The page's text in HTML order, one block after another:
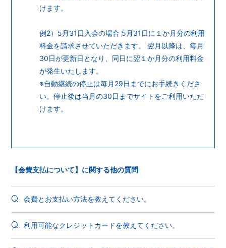
けます。
例2）5月31日入会の場合 5月31日に１か月分の利用
料金を請求させていただきます。 翌月以降は、毎月
30日が更新日となり、同日に翌１か月分の利用料金
が発生いたします。
※自動継続の停止は毎月29日までにお手続きくださ
い。停止後は当月の30日までサイトをご利用いただ
けます。
【会費支払について】に関する他の質問
Q. 会費とお支払い方法を教えてください。
Q. 利用可能なクレジットカードを教えてください。